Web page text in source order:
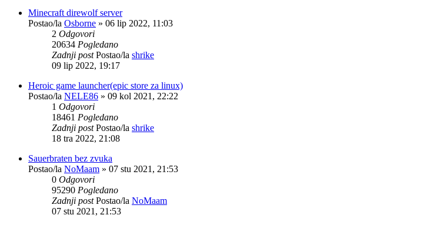
Minecraft direwolf server
Postao/la Osborne » 06 lip 2022, 11:03
2 Odgovori
20634 Pogledano
Zadnji postPostao/la shrike
09 lip 2022, 19:17
Heroic game launcher(epic store za linux)
Postao/la NELE86 » 09 kol 2021, 22:22
1 Odgovori
18461 Pogledano
Zadnji postPostao/la shrike
18 tra 2022, 21:08
Sauerbraten bez zvuka
Postao/la NoMaam » 07 stu 2021, 21:53
0 Odgovori
95290 Pogledano
Zadnji postPostao/la NoMaam
07 stu 2021, 21:53